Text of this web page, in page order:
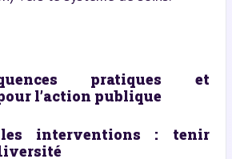
pratiques et
l’action publique
interventions : tenir